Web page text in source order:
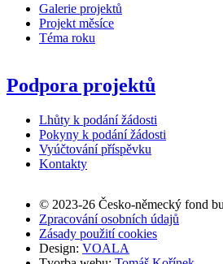
Galerie projektů
Projekt měsíce
Téma roku
Podpora projektů
Lhůty k podání žádosti
Pokyny k podání žádosti
Vyúčtování příspěvku
Kontakty
© 2023-26 Česko-německý fond
Zpracování osobních údajů
Zásady použití cookies
Design: VOALA